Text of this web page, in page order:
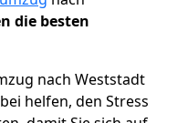
die besten
nach Weststadt
helfen, den Stress